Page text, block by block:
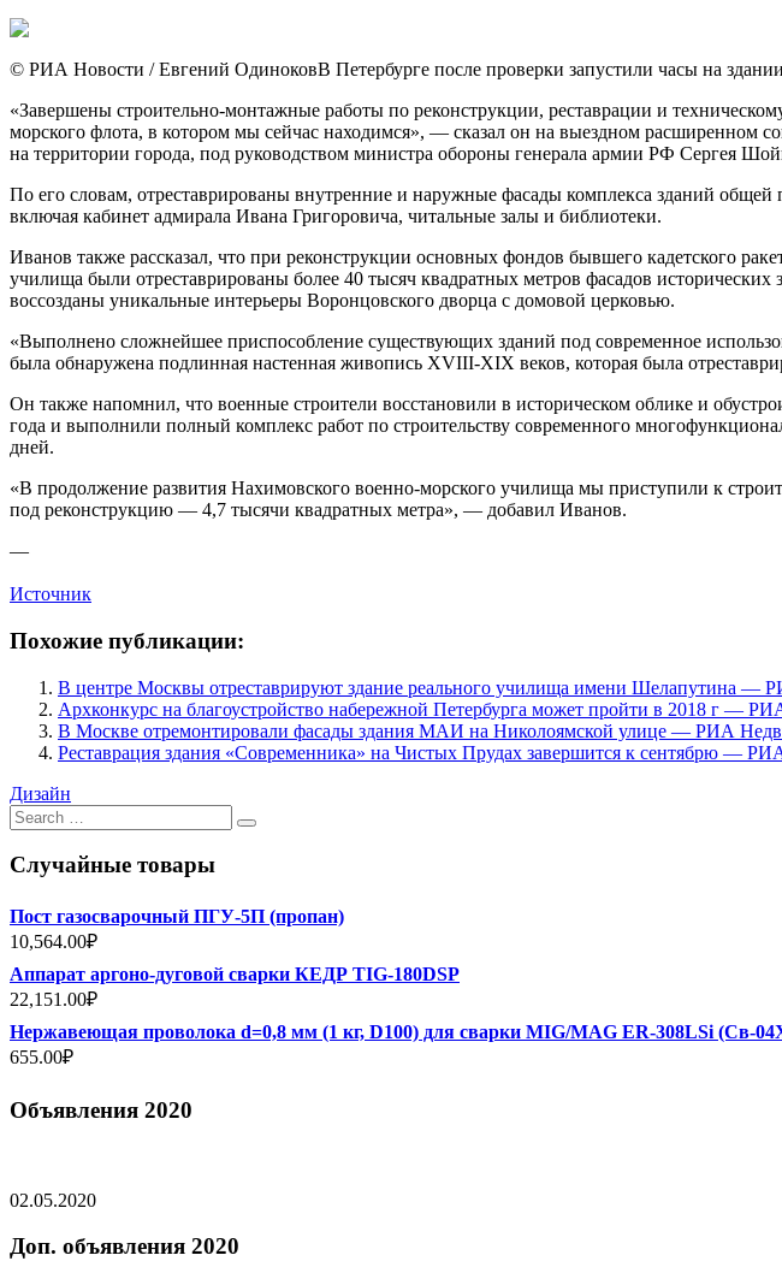
© РИА Новости / Евгений ОдиноковВ Петербурге после проверки запустили часы на
«Завершены строительно-монтажные работы по реконструкции, реставрации и
морского флота, в котором мы сейчас находимся», — сказал он на выездном расширенном
на территории города, под руководством министра обороны генерала армии РФ Сергея
По его словам, отреставрированы внутренние и наружные фасады комплекса зданий
включая кабинет адмирала Ивана Григоровича, читальные залы и библиотеки.
Иванов также рассказал, что при реконструкции основных фондов бывшего кадетского
училища были отреставрированы более 40 тысяч квадратных метров фасадов
воссозданы уникальные интерьеры Воронцовского дворца с домовой церковью.
«Выполнено сложнейшее приспособление существующих зданий под современное
была обнаружена подлинная настенная живопись XVIII-XIX веков, которая была
Он также напомнил, что военные строители восстановили в историческом облике и
года и выполнили полный комплекс работ по строительству современного
дней.
«В продолжение развития Нахимовского военно-морского училища мы приступили к
под реконструкцию — 4,7 тысячи квадратных метра», — добавил Иванов.
—
Источник
Похожие публикации:
В центре Москвы отреставрируют здание реального училища имени Шелапутина —
Архконкурс на благоустройство набережной Петербурга может пройти в 2018 г —
В Москве отремонтировали фасады здания МАИ на Николоямской улице — РИА
Реставрация здания «Современника» на Чистых Прудах завершится к сентябрю —
Дизайн
Search
for:
Случайные товары
Пост газосварочный ПГУ-5П (пропан)
10,564.00₽
Аппарат аргоно-дуговой сварки КЕДР TIG-180DSP
22,151.00₽
Нержавеющая проволока d=0,8 мм (1 кг, D100) для сварки MIG/MAG ER-308LSi (Св-
655.00₽
Объявления 2020
02.05.2020
Доп. объявления 2020